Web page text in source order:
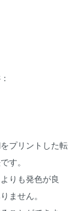
プリントした転
す。
りも発色が良
ません。